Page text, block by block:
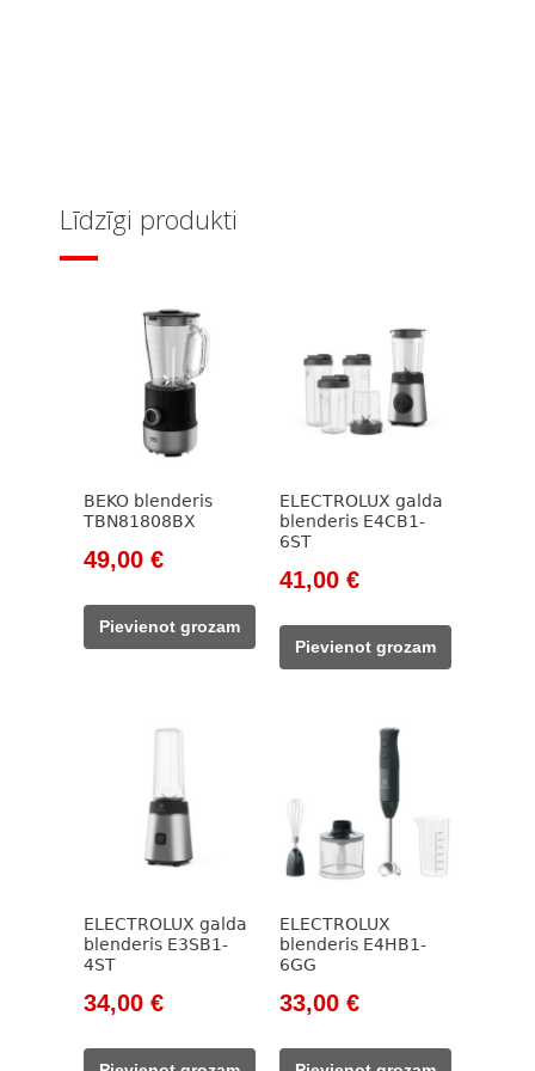
Līdzīgi produkti
BEKO blenderis
TBN81808BX
Original
was:
785,00 €.
49,00 €Current
Pievienot grozam
ELECTROLUX galda
blenderis E4CB1-
6ST
Original
was:
101,00 €.
41,00 €Current
Pievienot grozam
ELECTROLUX galda
blenderis E3SB1-
4ST
Original
was:
34,00 €Current
ELECTROLUX
blenderis E4HB1-
6GG
Original
was:
33,00 €Current